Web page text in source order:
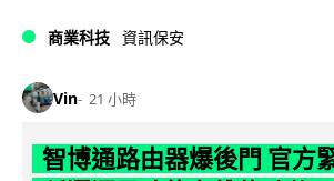
商業科技 資訊保安
Vin 21 小時
智博通路由器爆後門 官方